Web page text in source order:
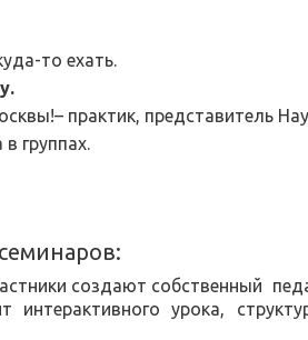
то ехать.
практик, представитель
группах.
:
создают собственный
урока,